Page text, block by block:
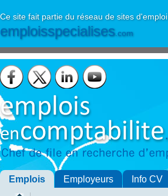
Ce site fait partie du réseau de sites d'emploi
emploisspecialises.com
Emplois Employeurs Info CV